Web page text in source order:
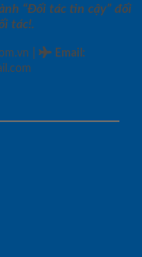
“Đối tác tin cậy” đối
tác!.
Email :